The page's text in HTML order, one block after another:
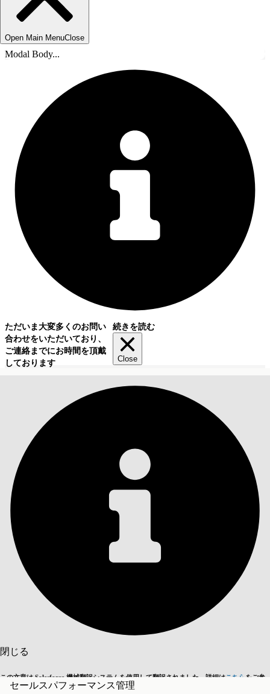
Open Main MenuClose
Modal Body...
ただいま大変多くのお問い
合わせをいただいており、
ご連絡までにお時間を頂戴
しております
続きを読む
Close
閉じる
この文章は Salesforce 機械翻訳システムを使用して翻訳されました。詳細はこちら をご参
照ください。
英語に切り替える 今はしません
セールスパフォーマンス管理
目次